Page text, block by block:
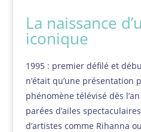
La naissance
iconique
1995 : premier défilé et
n’était qu’une présentation
phénomène télévisé dès l’an
parées d’ailes
d’artistes comme Rihanna